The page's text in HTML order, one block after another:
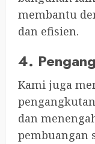
membantu
dan efisien.
4.
Kami juga
dan
pembuangan